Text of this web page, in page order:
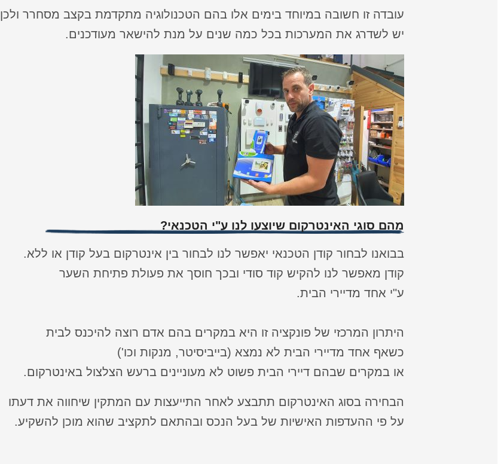
עובדה זו חשובה במיוחד בימים אלו בהם הטכנולוגיה מתקדמת בקצב מסחרר ולכן
יש לשדרג את המערכות בכל כמה שנים על מנת להישאר מעודכנים.
מהם סוגי האינטרקום שיוצעו לנו ע"י הטכנאי?
בבואנו לבחור קודן הטכנאי יאפשר לנו לבחור בין אינטרקום בעל קודן או ללא.
קודן מאפשר לנו להקיש קוד סודי ובכך חוסך את פעולת פתיחת השער
ע"י אחד מדיירי הבית.
היתרון המרכזי של פונקציה זו היא במקרים בהם אדם רוצה להיכנס לבית
כשאף אחד מדיירי הבית לא נמצא (בייביסיטר, מנקות וכו')
או במקרים שבהם דיירי הבית פשוט לא מעוניינים ברעש הצלצול באינטרקום.
הבחירה בסוג האינטרקום תתבצע לאחר התייעצות עם המתקין שיחווה את דעתו
על פי ההעדפות האישיות של בעל הנכס ובהתאם לתקציב שהוא מוכן להשקיע.